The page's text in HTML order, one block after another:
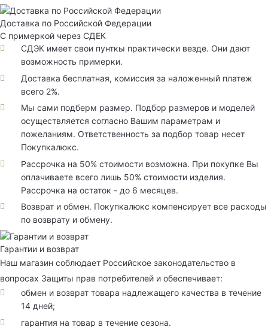
Доставка по Российской Федерации
С примеркой через СДЕК
СДЭК имеет свои пунткы практически везде. Они дают
возможность примерки.
Доставка бесплатная, комиссия за наложенный платеж
всего 2%.
Мы сами подберм размер. Подбор размеров и моделей
осуществляется согласно Вашим параметрам и
пожеланиям. Ответственность за подбор товар несет
Покупкалюкс.
Рассрочка на 50% стоимости возможна. При покупке Вы
оплачиваете всего лишь 50% стоимости изделия.
Рассрочка на остаток - до 6 месяцев.
Возврат и обмен. Покупкалюкс компенсирует все расходы
по возврату и обмену.
Гарантии и возврат
Наш магазин соблюдает Российское законодательство в
вопросах Защиты прав потребителей и обеспечивает:
обмен и возврат товара надлежащего качества в течение
14 дней;
гарантия на товар в течение сезона.